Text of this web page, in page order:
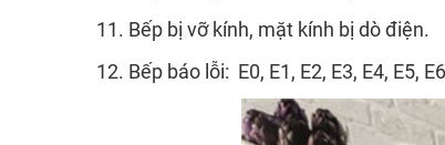
11. Bếp bị vỡ kính, mặt kính bị dò điện.
12. Bếp báo lỗi: E0, E1, E2, E3, E4, E5,